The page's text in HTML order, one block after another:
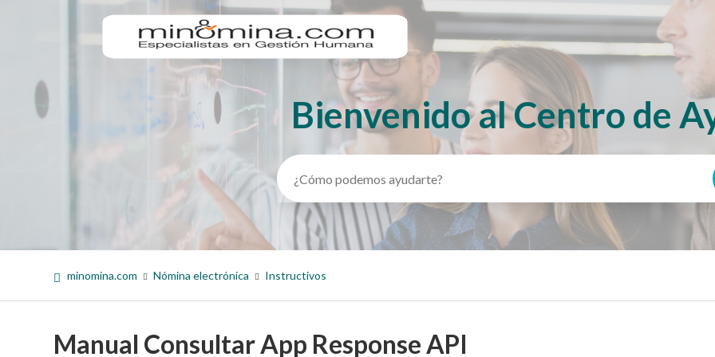
Búsqueda
Bienvenido al Centro de
minomina.com Nómina electrónica Instructivos
Manual Consultar App Response API